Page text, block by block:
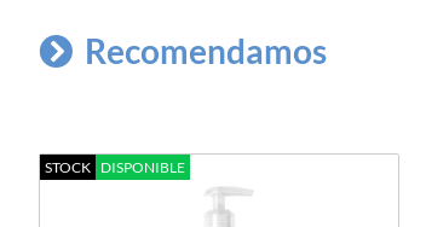
Recomendamos
STOCK DISPONIBLE